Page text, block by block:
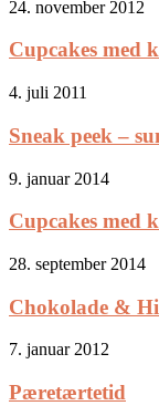
24. november 2012
Cupcakes med
4. juli 2011
Sneak peek –
9. januar 2014
Cupcakes med
28. september 2014
Chokolade &
7. januar 2012
Pæretærtetid